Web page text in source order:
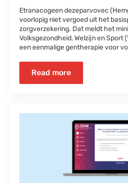
Etranacogeen dezeparvovec
voorlopig niet vergoed uit het
zorgverzekering. Dat meldt het
Volksgezondheid, Welzijn en Sport
een eenmalige gentherapie voor
Read more